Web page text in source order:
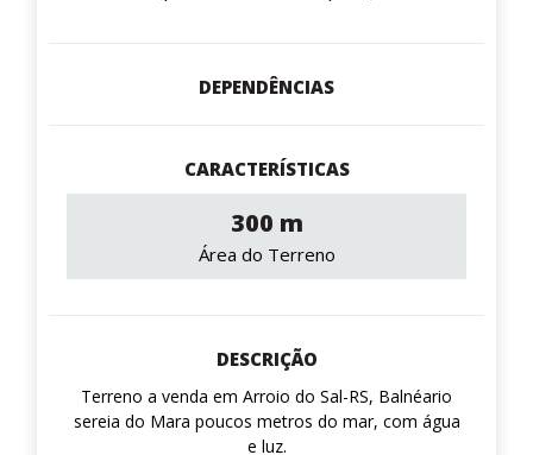
DEPENDÊNCIAS
CARACTERÍSTICAS
300 m
Área do Terreno
DESCRIÇÃO
Terreno a venda em Arroio do Sal-RS, Balnéario
sereia do Mara poucos metros do mar, com água
e luz.